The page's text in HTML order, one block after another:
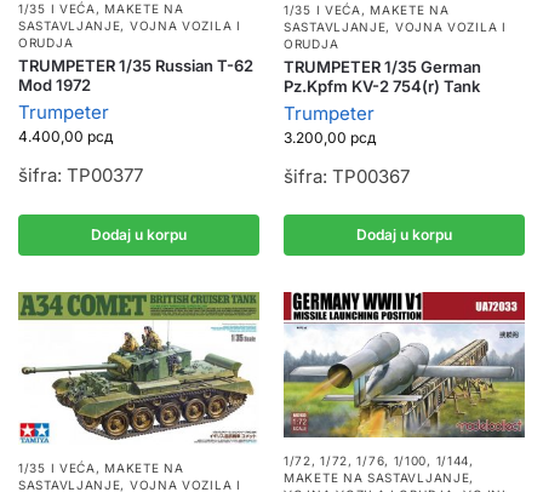
1/35 I VEĆA ,MAKETE NA
SASTAVLJANJE, VOJNA VOZILA I
ORUDJA
TRUMPETER 1/35 Russian T-62
Mod 1972
Trumpeter
4.400,00 рсд
šifra: TP00377
Dodaj u korpu
1/35 I VEĆA , MAKETE NA
SASTAVLJANJE, VOJNA VOZILA I
ORUDJA
TRUMPETER 1/35 German
Pz.Kpfm KV-2 754(r) Tank
Trumpeter
3.200,00 рсд
šifra: TP00367
Dodaj u korpu
1/35 I VEĆA ,MAKETE NA
SASTAVLJANJE, VOJNA VOZILA I
1/72,1/72, 1/76, 1/100, 1/144,
MAKETE NA SASTAVLJANJE,